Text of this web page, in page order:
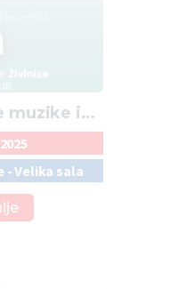
muzike i
Rejjan u
- Velika sala